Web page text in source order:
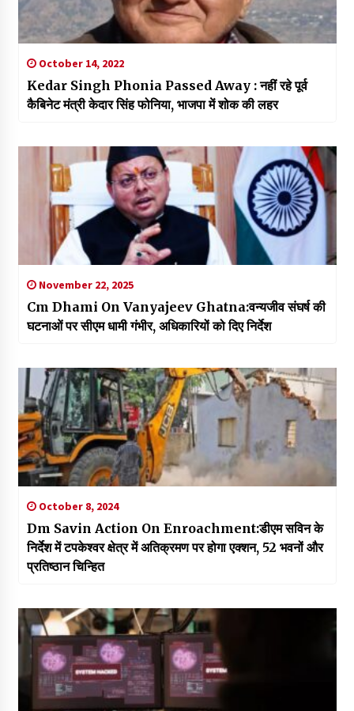
October 14, 2022
Kedar Singh Phonia Passed Away : नहीं रहे पूर्व
कैबिनेट मंत्री केदार सिंह फोनिया, भाजपा में शोक की लहर
November 22, 2025
Cm Dhami On Vanyajeev Ghatna:वन्यजीव संघर्ष की
घटनाओं पर सीएम धामी गंभीर, अधिकारियों को दिए निर्देश
October 8, 2024
Dm Savin Action On Enroachment:डीएम सविन के
निर्देश में टपकेश्वर क्षेत्र में अतिक्रमण पर होगा एक्शन, 52 भवनों और
प्रतिष्ठान चिन्हित